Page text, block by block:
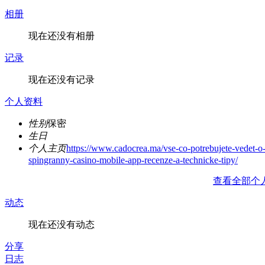
相册
现在还没有相册
记录
现在还没有记录
个人资料
性别保密
生日
个人主页https://www.cadocrea.ma/vse-co-potrebujete-vedet-o-
spingranny-casino-mobile-app-recenze-a-technicke-tipy/
查看全部个
动态
现在还没有动态
分享
日志